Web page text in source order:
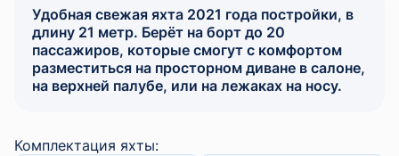
Удобная свежая яхта 2021 года постройки, в
длину 21 метр. Берёт на борт до 20
пассажиров, которые смогут с комфортом
разместиться на просторном диване в салоне,
на верхней палубе, или на лежаках на носу.
Комплектация яхты: